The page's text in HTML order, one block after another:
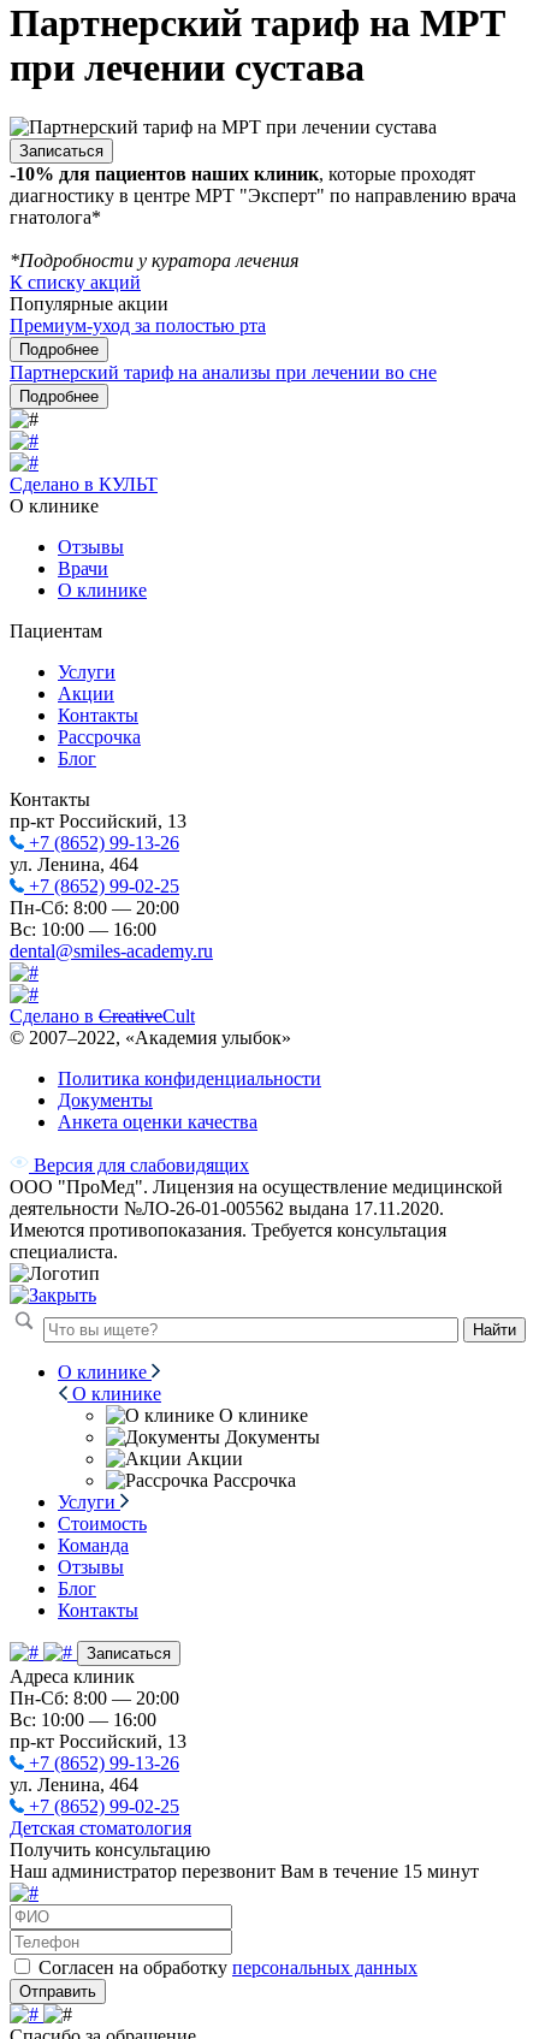
Партнерский тариф на МРТ
при лечении сустава
Записаться
-10% для пациентов наших клиник, которые проходят
диагностику в центре МРТ "Эксперт" по направлению врача
гнатолога*
*Подробности у куратора лечения
К списку акций
Популярные акции
Премиум-уход за полостью рта
Подробнее
Партнерский тариф на анализы при лечении во сне
Подробнее
Сделано в КУЛЬТ
О клинике
Отзывы
Врачи
О клинике
Пациентам
Услуги
Акции
Контакты
Рассрочка
Блог
Контакты
пр-кт Российский, 13
+7 (8652) 99-13-26
ул. Ленина, 464
+7 (8652) 99-02-25
Пн-Сб: 8:00 — 20:00
Вс: 10:00 — 16:00
dental@smiles-academy.ru
Сделано в CreativeCult
© 2007–2022, «Академия улыбок»
Политика конфиденциальности
Документы
Анкета оценки качества
Версия для слабовидящих
ООО "ПроМед". Лицензия на осуществление медицинской
деятельности №ЛО-26-01-005562 выдана 17.11.2020.
Имеются противопоказания. Требуется консультация
специалиста.
Найти
О клинике
О клинике
О клинике
Документы
Акции
Рассрочка
Услуги
Стоимость
Команда
Отзывы
Блог
Контакты
Записаться
Адреса клиник
Пн-Сб: 8:00 — 20:00
Вс: 10:00 — 16:00
пр-кт Российский, 13
+7 (8652) 99-13-26
ул. Ленина, 464
+7 (8652) 99-02-25
Детская стоматология
Получить консультацию
Наш администратор перезвонит Вам в течение 15 минут
Согласен на обработку персональных данных
Отправить